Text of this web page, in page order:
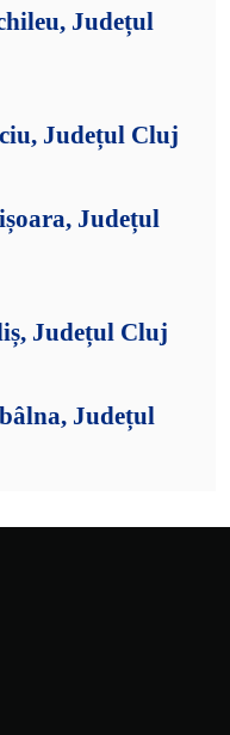
Județul
Județul Cluj
Județul
Județul Cluj
Județul